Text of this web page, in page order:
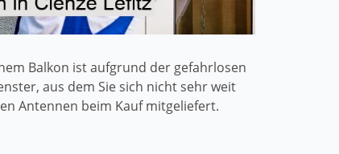
Balkon ist aufgrund der gefahrlosen
aus dem Sie sich nicht sehr weit
Antennen beim Kauf mitgeliefert.